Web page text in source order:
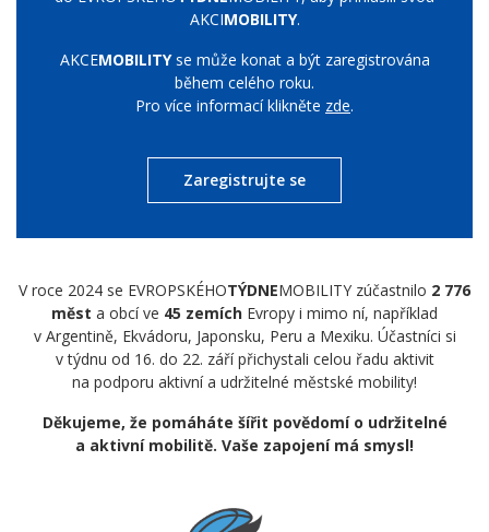
AKCIMOBILITY.
AKCEMOBILITYse může konat a být zaregistrována
během celého roku.
Pro více informací klikněte zde.
Zaregistrujte se
V roce 2024 se EVROPSKÉHOTÝDNEMOBILITY zúčastnilo 2 776
měst a obcí ve 45 zemích Evropy i mimo ní, například
v Argentině, Ekvádoru, Japonsku, Peru a Mexiku. Účastníci si
v týdnu od 16. do 22. září přichystali celou řadu aktivit
na podporu aktivní a udržitelné městské mobility!
Děkujeme, že pomáháte šířit povědomí o udržitelné
a aktivní mobilitě. Vaše zapojení má smysl!